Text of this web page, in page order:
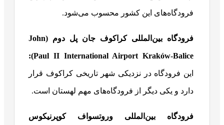
فرودگاه‌های این کشور محسوب می‌شود.
فرودگاه بین‌المللی کراکوف جان پل دوم (
John
Paul II International Airport Kraków-Balice
):
این فرودگاه در نزدیکی شهر تاریخی کراکوف قرار
دارد و یکی دیگر از فرودگاه‌های مهم لهستان است.
فرودگاه بین‌المللی وروتسواف کوپرنیکوس